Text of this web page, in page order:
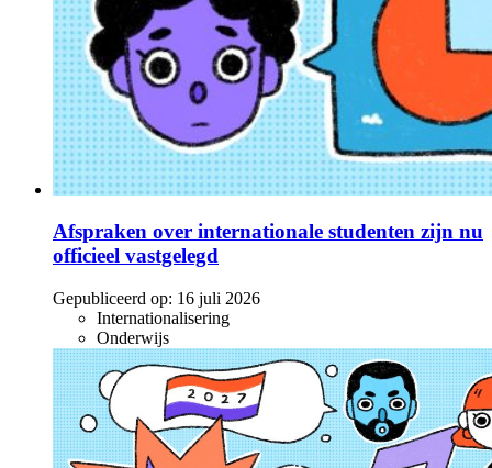
Afspraken over internationale studenten zijn nu
officieel vastgelegd
Gepubliceerd op: 16 juli 2026
Internationalisering
Onderwijs